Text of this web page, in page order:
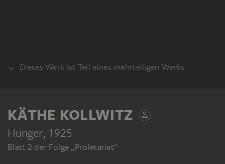
Dieses Werk ist Teil eines mehrteiligen Werks
KÄTHE KOLLWITZ
Hunger, 1925
Blatt 2 der Folge „Proletariat“